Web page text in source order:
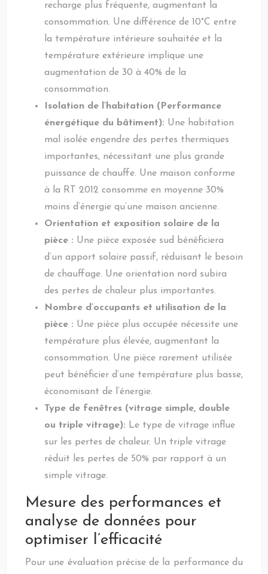
recharge plus fréquente, augmentant la
consommation. Une différence de 10°C entre
la température intérieure souhaitée et la
température extérieure implique une
augmentation de 30 à 40% de la
consommation.
Isolation de l’habitation (Performance
énergétique du bâtiment): Une habitation
mal isolée engendre des pertes thermiques
importantes, nécessitant une plus grande
puissance de chauffe. Une maison conforme
à la RT 2012 consomme en moyenne 30%
moins d’énergie qu’une maison ancienne.
Orientation et exposition solaire de la
pièce : Une pièce exposée sud bénéficiera
d’un apport solaire passif, réduisant le besoin
de chauffage. Une orientation nord subira
des pertes de chaleur plus importantes.
Nombre d’occupants et utilisation de la
pièce : Une pièce plus occupée nécessite une
température plus élevée, augmentant la
consommation. Une pièce rarement utilisée
peut bénéficier d’une température plus basse,
économisant de l’énergie.
Type de fenêtres (vitrage simple, double
ou triple vitrage): Le type de vitrage influe
sur les pertes de chaleur. Un triple vitrage
réduit les pertes de 50% par rapport à un
simple vitrage.
Mesure des performances et
analyse de données pour
optimiser l’efficacité
Pour une évaluation précise de la performance du